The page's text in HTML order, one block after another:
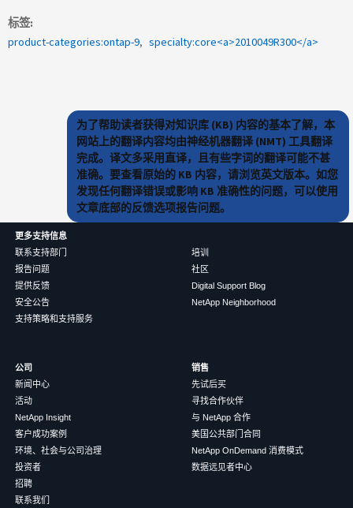
标签
product-categories:ontap-9
specialty:core<a>2010049R300</a>
为了帮助读者获得对知识库 (KB) 内容的基本了解，本
网站上的翻译内容均由神经机器翻译 (NMT) 工具翻译
完成。译文多采用直译，且有些字词的翻译可能不甚
准确。要查看原始的 KB 内容，请浏览英文版本。如您
发现任何翻译错误或影响 KB 准确性的问题，可以使用
文章底部的反馈选项报告问题。
更多支持信息
联系支持部门
报告问题
提供反馈
安全公告
支持策略和支持服务
培训
社区
Digital Support Blog
NetApp Neighborhood
公司
新闻中心
活动
NetApp Insight
客户成功案例
环境、社会与公司治理
投资者
招聘
联系我们
销售
先试后买
寻找合作伙伴
与 NetApp 合作
美国公共部门合同
NetApp OnDemand 消费模式
数据远见者中心